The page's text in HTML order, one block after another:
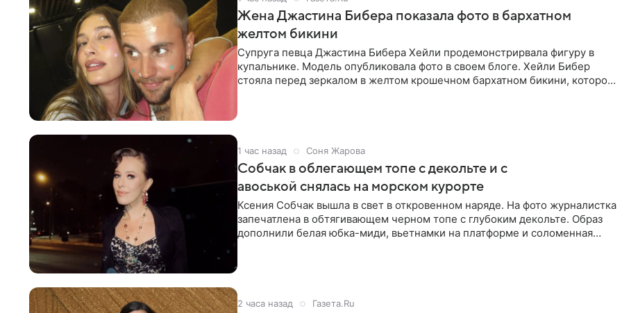
Жена Джастина Бибера показала фото в бархатном
желтом бикини
Супруга певца Джастина Бибера Хейли продемонстрирвала фигуру в
купальнике. Модель опубликовала фото в своем блоге. Хейли Бибер
стояла перед зеркалом в желтом крошечном бархатном бикини, которое
1 час назад Соня Жарова
Собчак в облегающем топе с декольте и с
авоськой снялась на морском курорте
Ксения Собчак вышла в свет в откровенном наряде. На фото журналистка
запечатлена в обтягивающем черном топе с глубоким декольте. Образ
дополнили белая юбка-миди, вьетнамки на платформе и соломенная
2 часа назад Газета.Ru